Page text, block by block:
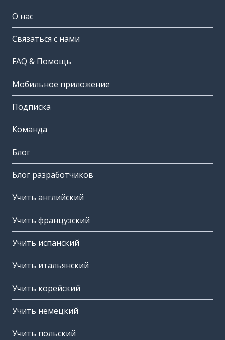
О нас
Связаться с нами
FAQ & Помощь
Мобильное приложение
Подписка
Команда
Блог
Блог разработчиков
Учить английский
Учить французский
Учить испанский
Учить итальянский
Учить корейский
Учить немецкий
Учить польский